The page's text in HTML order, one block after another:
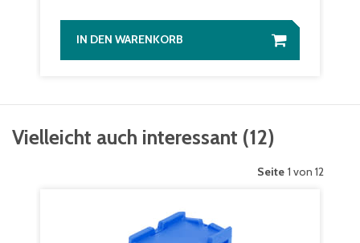
IN DEN WARENKORB
Vielleicht auch interessant (12)
Seite 1 von 12